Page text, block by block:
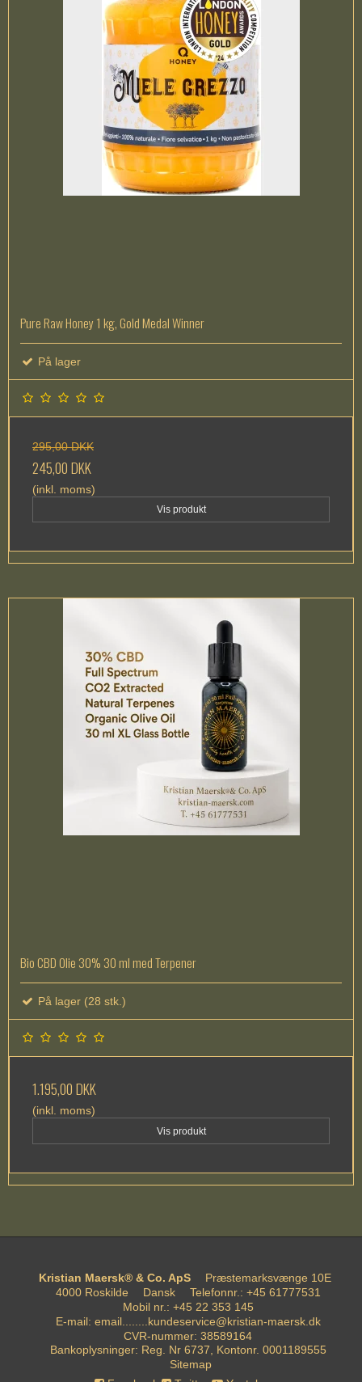
Pure Raw Honey 1 kg, Gold Medal Winner
På lager
295,00 DKK
245,00 DKK
(inkl. moms)
Vis produkt
Bio CBD Olie 30% 30 ml med Terpener
På lager (28 stk.)
1.195,00 DKK
(inkl. moms)
Vis produkt
Kristian Maersk® & Co. ApS
Præstemarksvænge 10E
4000 Roskilde
Dansk Telefonnr.: +45 61777531
Mobil nr. : +45 22 353 145
E-mail: email........kundeservice@kristian-maersk.dk
CVR-nummer: 38589164
Bankoplysninger: Reg. Nr 6737, Kontonr. 0001189555
Sitemap